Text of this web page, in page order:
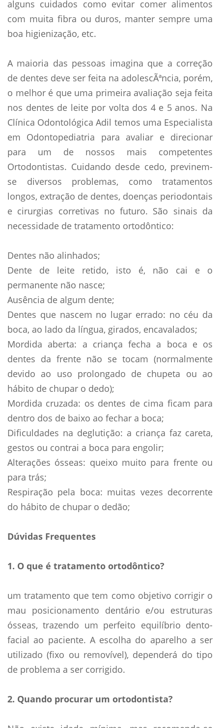
alguns cuidados como evitar comer alimentos
com muita fibra ou duros, manter sempre uma
boa higienização, etc.
A maioria das pessoas imagina que a correção
de dentes deve ser feita na adolescÃªncia, porém,
o melhor é que uma primeira avaliação seja feita
nos dentes de leite por volta dos 4 e 5 anos. Na
Clí­nica Odontológica Adil temos uma Especialista
em Odontopediatria para avaliar e direcionar
para um de nossos mais competentes
Ortodontistas. Cuidando desde cedo, previnem-
se diversos problemas, como tratamentos
longos, extração de dentes, doenças periodontais
e cirurgias corretivas no futuro. São sinais da
necessidade de tratamento ortodôntico:
Dentes não alinhados;
Dente de leite retido, isto é, não cai e o
permanente não nasce;
Ausência de algum dente;
Dentes que nascem no lugar errado: no céu da
boca, ao lado da lí­ngua, girados, encavalados;
Mordida aberta: a criança fecha a boca e os
dentes da frente não se tocam (normalmente
devido ao uso prolongado de chupeta ou ao
hábito de chupar o dedo);
Mordida cruzada: os dentes de cima ficam para
dentro dos de baixo ao fechar a boca;
Dificuldades na deglutição: a criança faz careta,
gestos ou contrai a boca para engolir;
Alterações ósseas: queixo muito para frente ou
para trás;
Respiração pela boca: muitas vezes decorrente
do hábito de chupar o dedão;
Dúvidas Frequentes
1. O que é tratamento ortodôntico?
um tratamento que tem como objetivo corrigir o
mau posicionamento dentário e/ou estruturas
ósseas, trazendo um perfeito equilí­brio dento-
facial ao paciente. A escolha do aparelho a ser
utilizado (fixo ou removí­vel), dependerá do tipo
de problema a ser corrigido.
2. Quando procurar um ortodontista?